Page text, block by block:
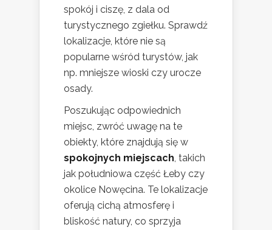
spokój i ciszę, z dala od
turystycznego zgiełku. Sprawdź
lokalizacje, które nie są
popularne wśród turystów, jak
np. mniejsze wioski czy urocze
osady.
Poszukując odpowiednich
miejsc, zwróć uwagę na te
obiekty, które znajdują się w
spokojnych miejscach , takich
jak południowa część Łeby czy
okolice Nowęcina. Te lokalizacje
oferują cichą atmosferę i
bliskość natury, co sprzyja